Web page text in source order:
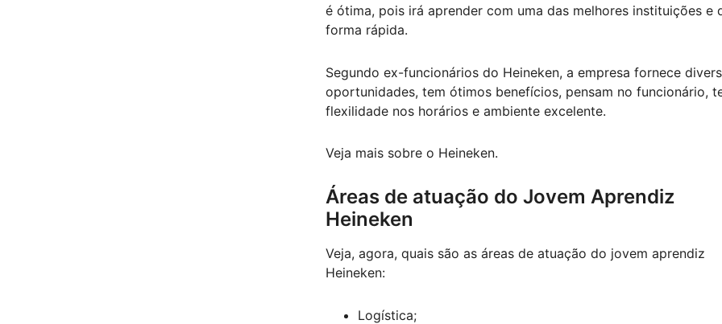
é ótima, pois irá aprender com uma das melhores instituições e
forma rápida.
Segundo ex-funcionários do Heineken, a empresa fornece
oportunidades, tem ótimos benefícios, pensam no funcionário,
flexilidade nos horários e ambiente excelente.
Veja mais sobre o Heineken.
Áreas de atuação do Jovem Aprendiz
Heineken
Veja, agora, quais são as áreas de atuação do jovem aprendiz
Heineken:
Logística;